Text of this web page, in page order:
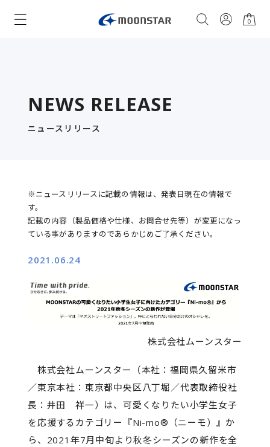
0
NEWS RELEASE
ニュースリリース
※ニュースリリースに記載の情報は、発表日現在の情報で
す。
記載の内容（製品価格や仕様、お問合せ先等）が変更になっ
ている事がありますのであらかじめご了承ください。
2021.06.24
株式会社ムーンスター
株式会社ムーンスター（本社：福岡県久留米市
／東京本社：東京都中央区八丁堀／代表取締役社
長：井田 祥一）は、可愛くなりたい小学生女子
を応援するカテゴリー『Ni-mo®（ニーモ）』か
ら、2021年7月中旬より秋冬シーズンの新作を全